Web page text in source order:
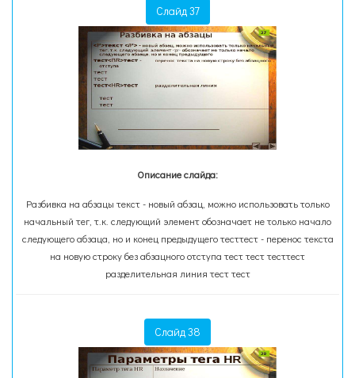
Слайд 37
Описание слайда:
Разбивка на абзацы текст - новый абзац, можно использовать только
начальный тег, т.к. следующий элемент обозначает не только начало
следующего абзаца, но и конец предыдущего тесттест - перенос текста
на новую строку без абзацного отступа тест тест тесттест
разделительная линия тест тест
Слайд 38